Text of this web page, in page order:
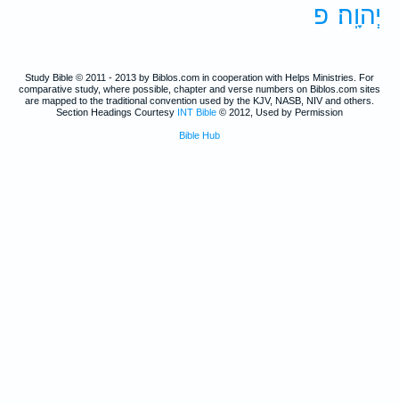
יְהוָֽה׃ פ
Study Bible © 2011 - 2013 by Biblos.com in cooperation with Helps Ministries. For
comparative study, where possible, chapter and verse numbers on Biblos.com sites
are mapped to the traditional convention used by the KJV, NASB, NIV and others.
Section Headings Courtesy INT Bible © 2012, Used by Permission
Bible Hub